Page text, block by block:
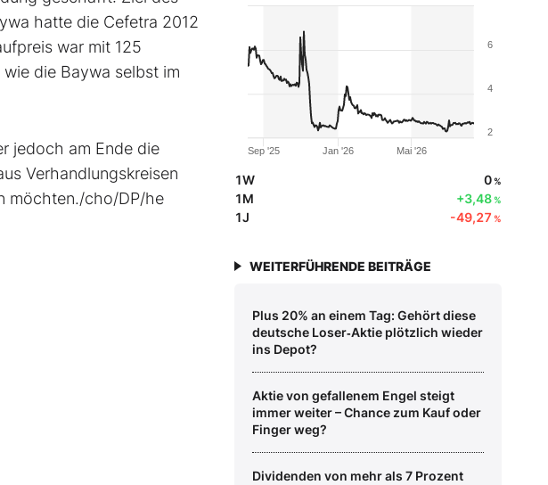
hatte die Cefetra 2012
war mit 125
die Baywa selbst im
jedoch am Ende die
Verhandlungskreisen
möchten./cho/DP/he
Jan '26
Sep '25 Mai '26
2
4
6
1W 0%
1M +3,48%
1J -49,27 %
WEITERFÜHRENDE BEITRÄGE
Plus 20% an einem Tag: Gehört diese
deutsche Loser‑Aktie plötzlich wieder
ins Depot?
Aktie von gefallenem Engel steigt
immer weiter – Chance zum Kauf oder
Finger weg?
Dividenden von mehr als 7 Prozent